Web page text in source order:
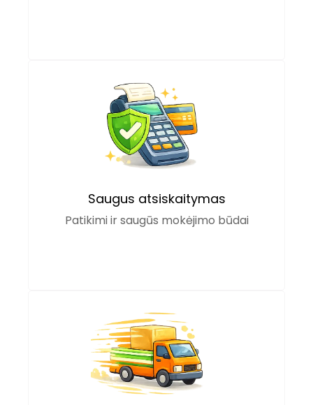
Saugus atsiskaitymas
Patikimi ir saugūs mokėjimo būdai